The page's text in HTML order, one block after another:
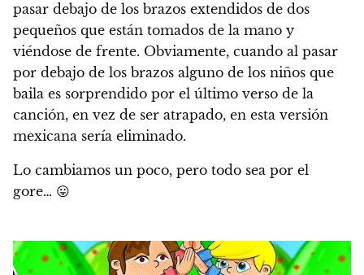
pasar debajo de los brazos extendidos de dos
pequeños que están tomados de la mano y
viéndose de frente. Obviamente, cuando al pasar
por debajo de los brazos alguno de los niños que
baila es sorprendido por el último verso de la
canción, en vez de ser atrapado, en esta versión
mexicana sería eliminado.
Lo cambiamos un poco, pero todo sea por el
gore… 😛